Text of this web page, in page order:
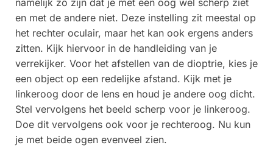
en met de andere niet. Deze instelling zit meestal op
het rechter oculair, maar het kan ook ergens anders
zitten. Kijk hiervoor in de handleiding van je
verrekijker. Voor het afstellen van de dioptrie, kies je
een object op een redelijke afstand. Kijk met je
linkeroog door de lens en houd je andere oog dicht.
Stel vervolgens het beeld scherp voor je linkeroog.
Doe dit vervolgens ook voor je rechteroog. Nu kun
je met beide ogen evenveel zien.